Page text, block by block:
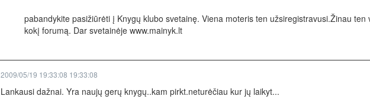
pabandykite pasižiūrėti į Knygų klubo svetainę. Viena moteris ten užsiregistravusi.Žinau
kokį forumą. Dar svetainėje www.mainyk.lt
2009/05/19 19:33:08 19:33:08
Lankausi dažnai. Yra naujų gerų knygų..kam pirkt.neturėčiau kur jų laikyt...